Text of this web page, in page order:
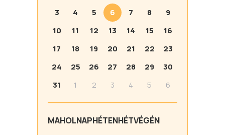
3
4 5 6 7 8
9
10
11 12 13 14 15
16
17
18 19 20 21 22
23
24
25 26 27 28 29
30
31
1 2 3 4 5 6
MAHOLNAPHÉTENHÉTVÉGÉN